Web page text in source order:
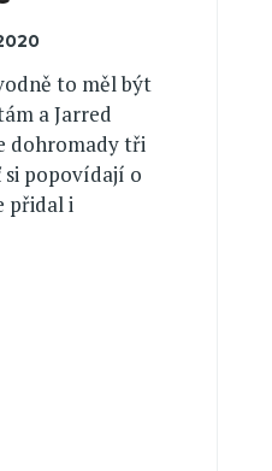
to měl být
a Jarred
dohromady tři
popovídají o
přidal i